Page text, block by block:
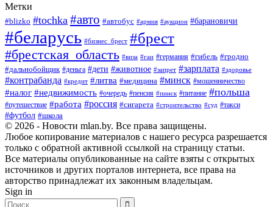
Метки
#blizko #tochka #авто #автобус #армия #аукцион #барановичи
#беларусь #бизнес_брест #брест
#брестская_область #виза #гаи #германия #гибель #гродно
#дальнобойщик #деньга #дети #животное #запрет #зарплата #здоровье
#контрабанда #кредит #литва #медицина #минск #мошенничество
#налог #недвижимость #очередь #пенсия #пинск #питание #польша
#путешествие #работа #россия #сигарета #строительство #суд #такси
#футбол #школа
© 2026 - Новости mlan.by. Все права защищены.
Любое копирование материалов с нашего ресурса разрешается
только с обратной активной ссылкой на страницу статьи.
Все материалы опубликованные на сайте взяты с открытых
источников и других порталов интернета, все права на
авторство принадлежат их законным владельцам.
Sign in